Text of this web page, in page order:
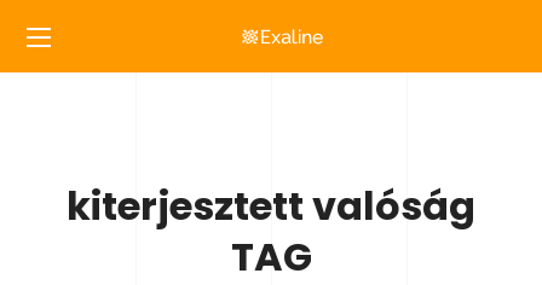
kiterjesztett valóság
TAG